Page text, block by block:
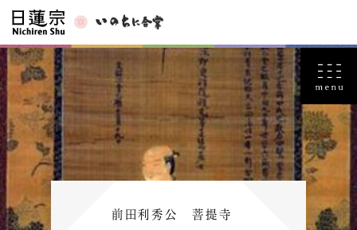
前田利秀公 菩提寺